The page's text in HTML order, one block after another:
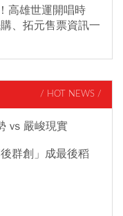
高雄世運開唱時
、拓元售票資訊一
/ HOT NEWS /
vs 嚴峻現實
群創」成最後稻